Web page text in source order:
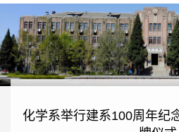
化学系举行建系100周年纪